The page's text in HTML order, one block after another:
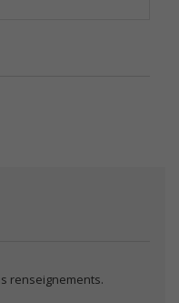
renseignements.